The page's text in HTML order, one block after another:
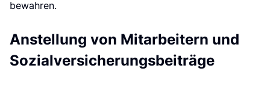
bewahren.
Anstellung von Mitarbeitern und
Sozialversicherungsbeiträge